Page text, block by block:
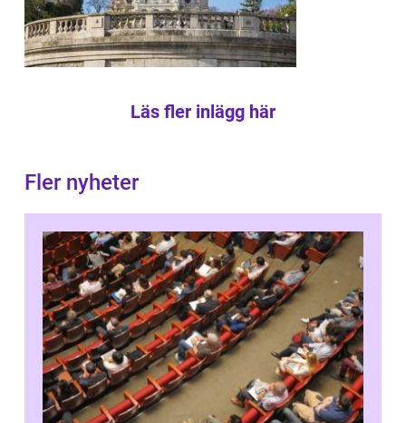
Läs fler inlägg här
Fler nyheter